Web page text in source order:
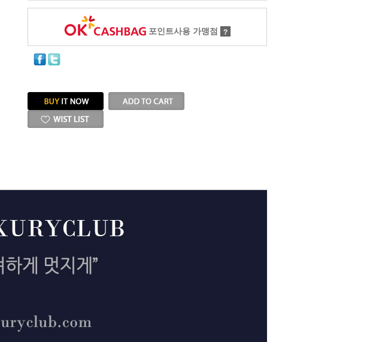
포인트사용 가맹점 ?